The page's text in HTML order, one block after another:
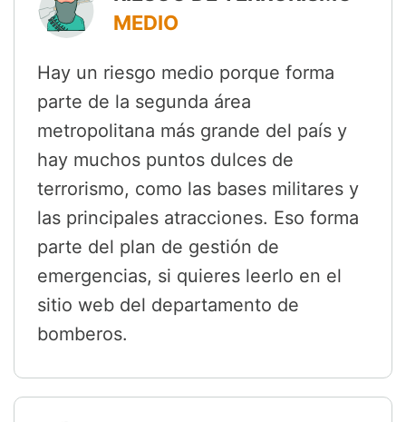
MEDIO
Hay un riesgo medio porque forma
parte de la segunda área
metropolitana más grande del país y
hay muchos puntos dulces de
terrorismo, como las bases militares y
las principales atracciones. Eso forma
parte del plan de gestión de
emergencias, si quieres leerlo en el
sitio web del departamento de
bomberos.